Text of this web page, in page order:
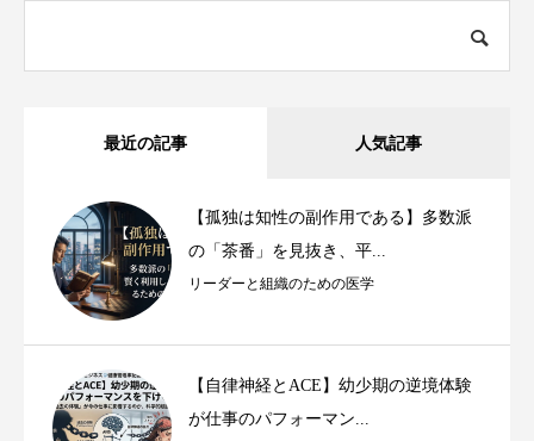
最近の記事 人気記事
【孤独は知性の副作用である】多数派
の「茶番」を見抜き、平...
リーダーと組織のための医学
【自律神経とACE】幼少期の逆境体験
が仕事のパフォーマン...